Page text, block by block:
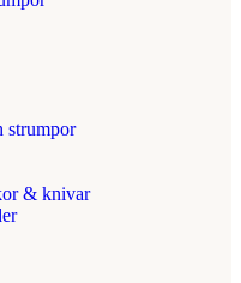
strumpor
& knivar